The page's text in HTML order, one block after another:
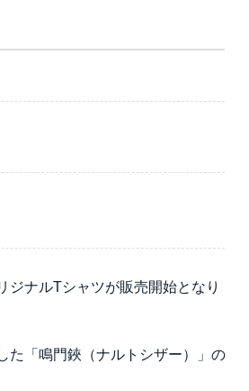
ジナルTシャツが販売開始となり
た「鳴門鋏（ナルトシザー）」の